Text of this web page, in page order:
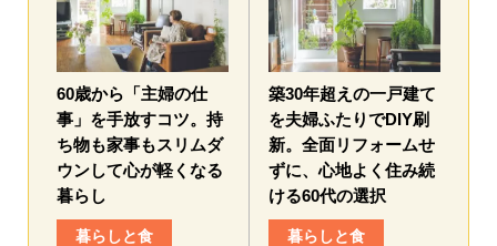
60歳から「主婦の仕
事」を手放すコツ。持
ち物も家事もスリムダ
ウンして心が軽くなる
暮らし
暮らしと食
築30年超えの一戸建て
を夫婦ふたりでDIY刷
新。全面リフォームせ
ずに、心地よく住み続
ける60代の選択
暮らしと食